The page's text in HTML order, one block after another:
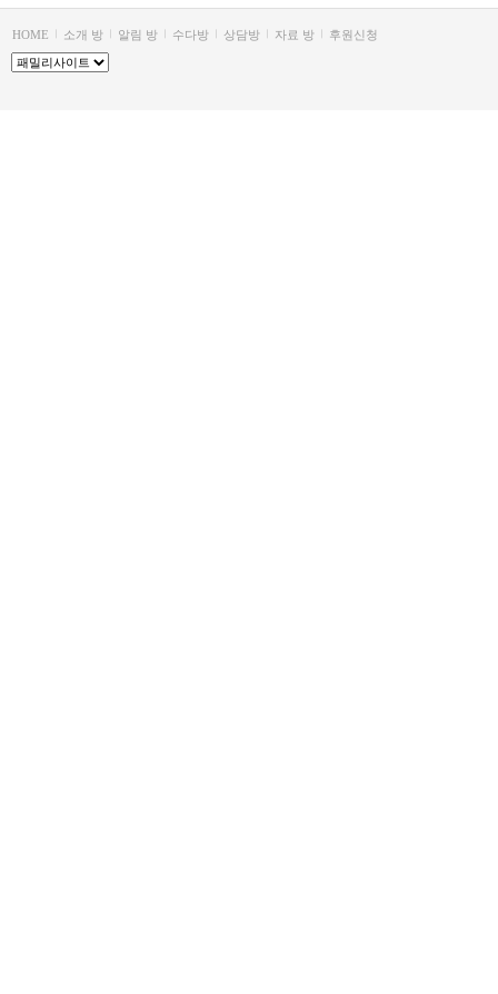
HOME 소개 방 알림 방 수다방 상담방 자료 방 후원신청